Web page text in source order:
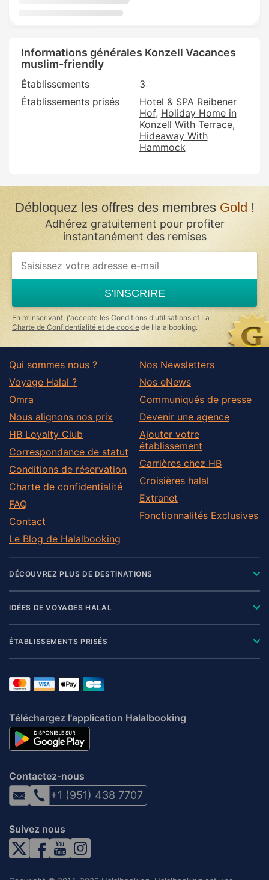
Informations générales Konzell Vacances
muslim-friendly
Établissements
3
Établissements prisés
Hotel & SPA Reibener
Hof Holiday Home in
Konzell With Terrace
Hideaway With
Hammock
Débloquez les offres des membres Gold !
Adhérez gratuitement pour profiter
instantanément des remises
If
you
ignore
this
field
S'INSCRIRE
En m'inscrivant, j'accepte les Conditions d'utilisations et La
Charte de Confidentialité et de cookie de Halalbooking.
Qui sommes nous ?
Voyage Halal ?
Omra
Nous alignons nos prix
HB Loyalty Club
Correspondance de statut
Conditions de réservation
Charte de confidentialité
FAQ
Contact
Le Blog de Halalbooking
Nos Newsletters
Nos eNews
Communiqués de presse
Devenir une agence
Ajouter votre
établissement
Carrières chez HB
Croisières halal
Extranet
Fonctionnalités Exclusives
DÉCOUVREZ PLUS DE DESTINATIONS
IDÉES DE VOYAGES HALAL
ÉTABLISSEMENTS PRISÉS
Téléchargez l'application Halalbooking
Contactez-nous
+1 (951) 438 7707
Suivez nous